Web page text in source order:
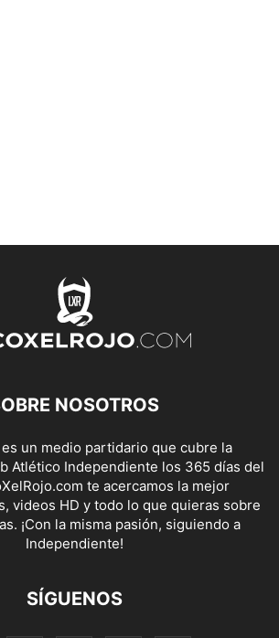
NOSOTROS
un medio partidario que cubre la
Atlético Independiente los 365 días del
te acercamos la mejor
videos HD y todo lo que quieras sobre
¡Con la misma pasión, siguiendo a
Independiente!
SÍGUENOS